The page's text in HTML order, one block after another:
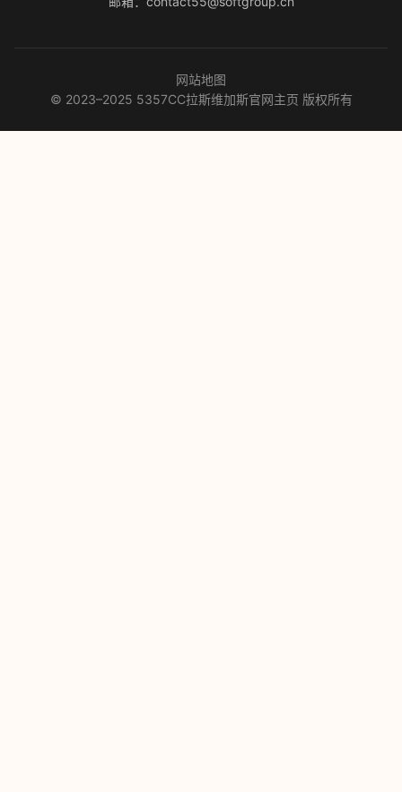
网站地图
© 2023–2025 5357CC拉斯维加斯官网主页 版权所有